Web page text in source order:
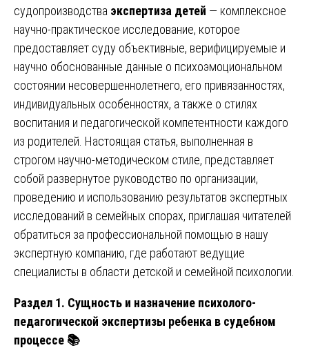
судопроизводства экспертиза детей — комплексное
научно-практическое исследование, которое
предоставляет суду объективные, верифицируемые и
научно обоснованные данные о психоэмоциональном
состоянии несовершеннолетнего, его привязанностях,
индивидуальных особенностях, а также о стилях
воспитания и педагогической компетентности каждого
из родителей. Настоящая статья, выполненная в
строгом научно-методическом стиле, представляет
собой развернутое руководство по организации,
проведению и использованию результатов экспертных
исследований в семейных спорах, приглашая читателей
обратиться за профессиональной помощью в нашу
экспертную компанию, где работают ведущие
специалисты в области детской и семейной психологии.
Раздел 1. Сущность и назначение психолого-
педагогической экспертизы ребенка в судебном
процессе 📚